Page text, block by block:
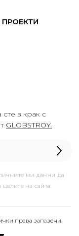
в крак с
GLOBSTROY.
ми данни да
на сайта.
права запазени.